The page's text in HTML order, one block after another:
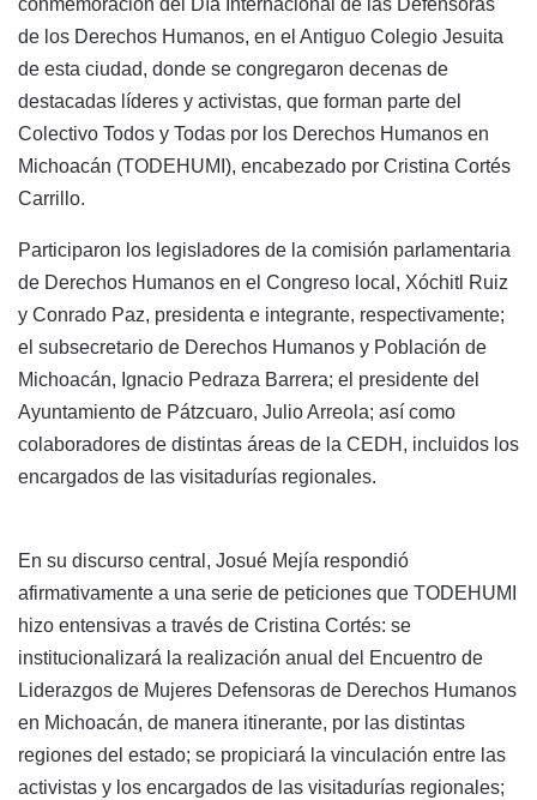
conmemoración del Día Internacional de las Defensoras
de los Derechos Humanos, en el Antiguo Colegio Jesuita
de esta ciudad, donde se congregaron decenas de
destacadas líderes y activistas, que forman parte del
Colectivo Todos y Todas por los Derechos Humanos en
Michoacán (TODEHUMI), encabezado por Cristina Cortés
Carrillo.
Participaron los legisladores de la comisión parlamentaria
de Derechos Humanos en el Congreso local, Xóchitl Ruiz
y Conrado Paz, presidenta e integrante, respectivamente;
el subsecretario de Derechos Humanos y Población de
Michoacán, Ignacio Pedraza Barrera; el presidente del
Ayuntamiento de Pátzcuaro, Julio Arreola; así como
colaboradores de distintas áreas de la CEDH, incluidos los
encargados de las visitadurías regionales.
En su discurso central, Josué Mejía respondió
afirmativamente a una serie de peticiones que TODEHUMI
hizo entensivas a través de Cristina Cortés: se
institucionalizará la realización anual del Encuentro de
Liderazgos de Mujeres Defensoras de Derechos Humanos
en Michoacán, de manera itinerante, por las distintas
regiones del estado; se propiciará la vinculación entre las
activistas y los encargados de las visitadurías regionales;